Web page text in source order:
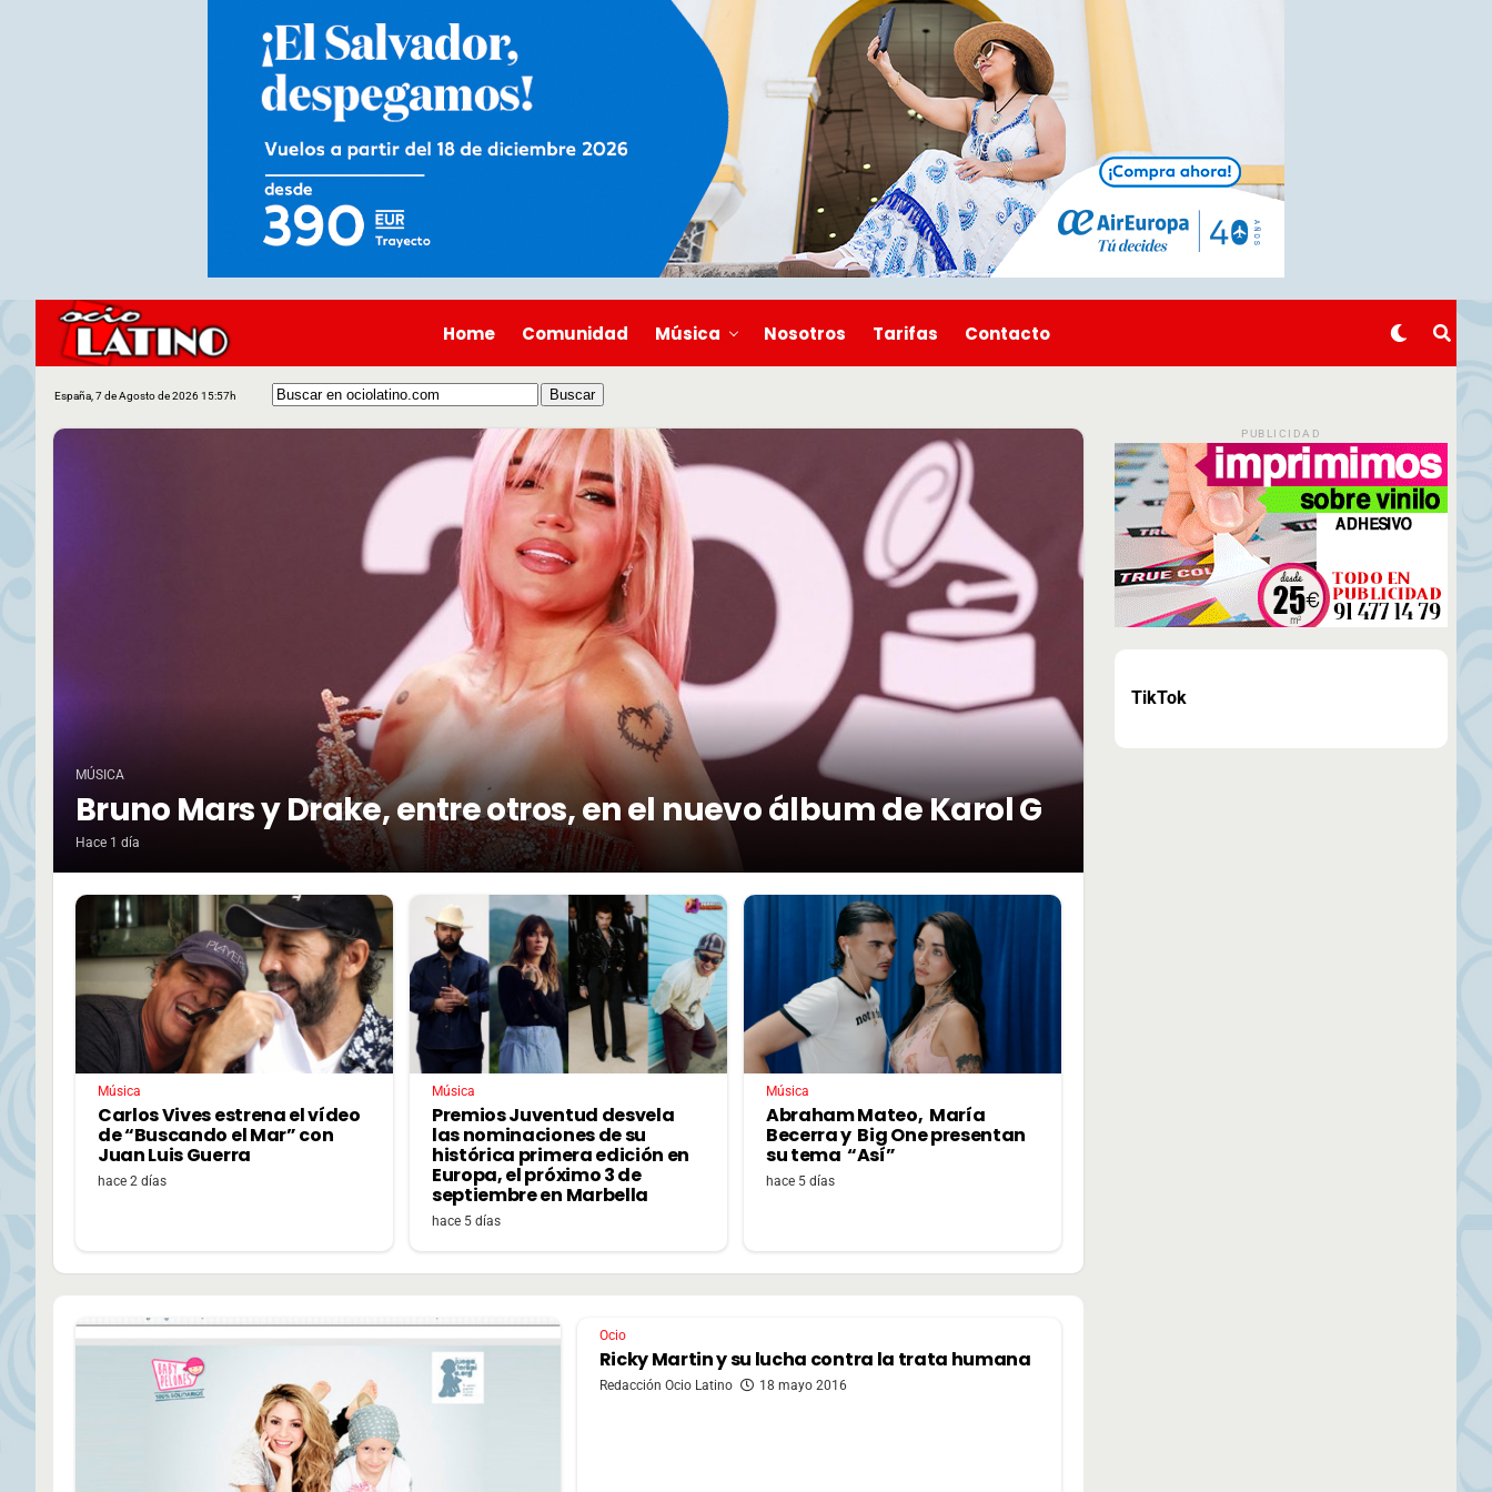
Home Comunidad Música Nosotros Tarifas Contacto
España, 7 de Agosto de 2026 15:57h
MÚSICA
Bruno Mars y Drake, entre otros, en el nuevo álbum de Karol G
Hace 1 día
Música
Carlos Vives estrena el vídeo
de “Buscando el Mar” con
Juan Luis Guerra
hace 2 días
Música
Premios Juventud desvela
las nominaciones de su
histórica primera edición en
Europa, el próximo 3 de
septiembre en Marbella
hace 5 días
Música
Abraham Mateo, María
Becerra y Big One presentan
su tema “Así”
hace 5 días
Ocio
Ricky Martin y su lucha contra la trata humana
Redacción Ocio Latino 18 mayo 2016
PUBLICIDAD
TikTok